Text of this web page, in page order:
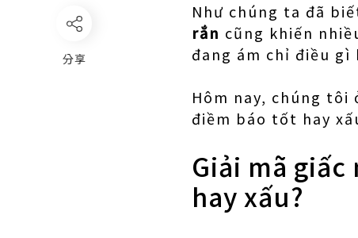
分享
Như chúng ta đã
rắn cũng khiến
đang ám chỉ điều gì
Hôm nay, chúng tôi
điềm báo tốt hay
Giải mã
hay xấu?